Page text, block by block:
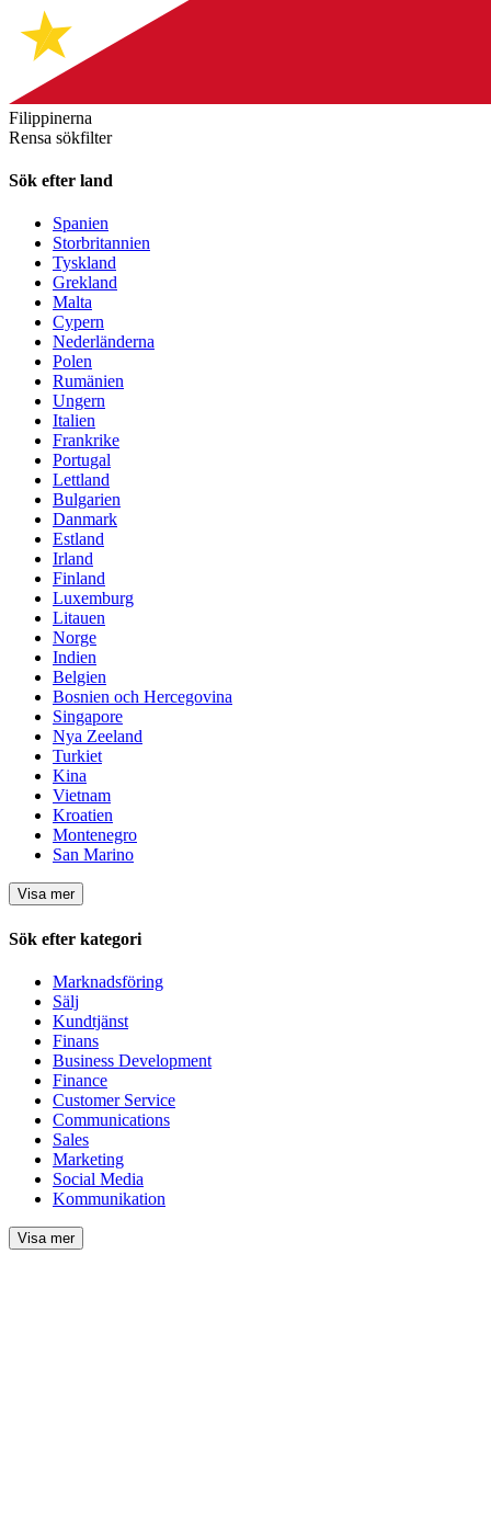
Filippinerna
Rensa sökfilter
Sök efter land
Spanien
Storbritannien
Tyskland
Grekland
Malta
Cypern
Nederländerna
Polen
Rumänien
Ungern
Italien
Frankrike
Portugal
Lettland
Bulgarien
Danmark
Estland
Irland
Finland
Luxemburg
Litauen
Norge
Indien
Belgien
Bosnien och Hercegovina
Singapore
Nya Zeeland
Turkiet
Kina
Vietnam
Kroatien
Montenegro
San Marino
Visa mer
Sök efter kategori
Marknadsföring
Sälj
Kundtjänst
Finans
Business Development
Finance
Customer Service
Communications
Sales
Marketing
Social Media
Kommunikation
Visa mer